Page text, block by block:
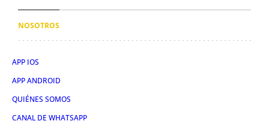
NOSOTROS
APP IOS
APP ANDROID
QUIÉNES SOMOS
CANAL DE WHATSAPP